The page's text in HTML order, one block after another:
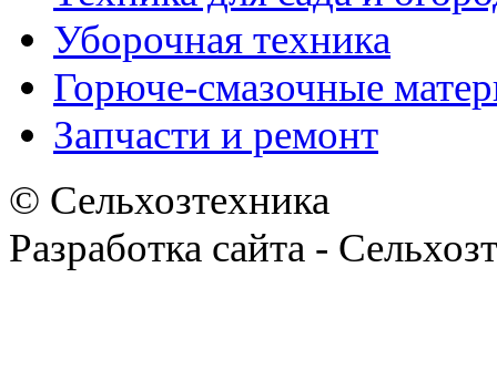
Уборочная техника
Горюче-смазочные
Запчасти и ремонт
© Сельхозтехника
Разработка сайта -